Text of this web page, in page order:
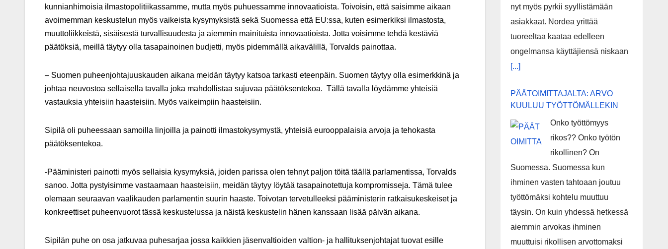
kunnianhimoisia ilmastopolitiikassamme, mutta myös puhuessamme innovaatioista. Toivoisin, että saisimme aikaan
avoimemman keskustelun myös vaikeista kysymyksistä sekä Suomessa että EU:ssa, kuten esimerkiksi ilmastosta,
muuttoliikkeistä, sisäisestä turvallisuudesta ja aiemmin mainituista innovaatioista. Jotta voisimme tehdä kestäviä
päätöksiä, meillä täytyy olla tasapainoinen budjetti, myös pidemmällä aikavälillä, Torvalds painottaa.
– Suomen puheenjohtajuuskauden aikana meidän täytyy katsoa tarkasti eteenpäin. Suomen täytyy olla esimerkkinä ja
johtaa neuvostoa sellaisella tavalla joka mahdollistaa sujuvaa päätöksentekoa. Tällä tavalla löydämme yhteisiä
vastauksia yhteisiin haasteisiin. Myös vaikeimpiin haasteisiin.
Sipilä oli puheessaan samoilla linjoilla ja painotti ilmastokysymystä, yhteisiä eurooppalaisia arvoja ja tehokasta
päätöksentekoa.
-Pääministeri painotti myös sellaisia kysymyksiä, joiden parissa olen tehnyt paljon töitä täällä parlamentissa, Torvalds
sanoo. Jotta pystyisimme vastaamaan haasteisiin, meidän täytyy löytää tasapainotettuja kompromisseja. Tämä tulee
olemaan seuraavan vaalikauden parlamentin suurin haaste. Toivotan tervetulleeksi pääministerin ratkaisukeskeiset ja
konkreettiset puheenvuorot tässä keskustelussa ja näistä keskustelin hänen kanssaan lisää päivän aikana.
Sipilän puhe on osa jatkuvaa puhesarjaa jossa kaikkien jäsenvaltioiden valtion- ja hallituksenjohtajat tuovat esille
nyt myös pyrkii syyllistämään
asiakkaat. Nordea yrittää
tuoreeltaa kaataa edelleen
ongelmansa käyttäjiensä niskaan
[...]
PÄÄTOIMITTAJALTA: ARVO
KUULUU TYÖTTÖMÄLLEKIN
Onko työttömyys
rikos?? Onko työtön
rikollinen? On
Suomessa. Suomessa kun
ihminen vasten tahtoaan joutuu
työttömäksi kohtelu muuttuu
täysin. On kuin yhdessä hetkessä
aiemmin arvokas ihminen
muuttuisi rikollisen arvottomaksi